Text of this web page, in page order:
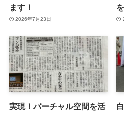
ます！
2026年7月23日
実現！バーチャル空間を活